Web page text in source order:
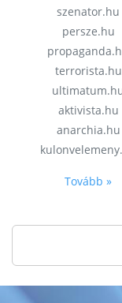
szenator.hu
persze.hu
terrorista.hu
aktivista.hu
anarchia.hu
Tovább »